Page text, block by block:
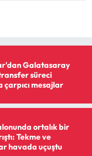
Galatasaray
süreci
çarpıcı mesajlar
ortalık bir
Tekme ve
havada uçuştu